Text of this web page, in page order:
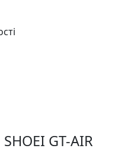
GT-AIR